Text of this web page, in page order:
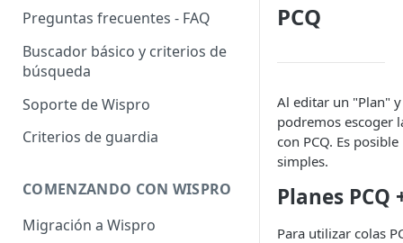
Preguntas frecuentes - FAQ
Buscador básico y criterios de
búsqueda
Soporte de Wispro
Criterios de guardia
COMENZANDO CON WISPRO
Migración a Wispro
PCQ
Al editar un "Plan"
podremos escoger
con PCQ. Es
simples.
Planes
Para utilizar colas